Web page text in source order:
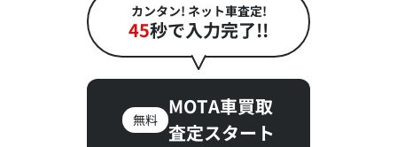
カンタン! ネット車査定!
45秒で入力完了!!
無料
MOTA車買取
査定スタート